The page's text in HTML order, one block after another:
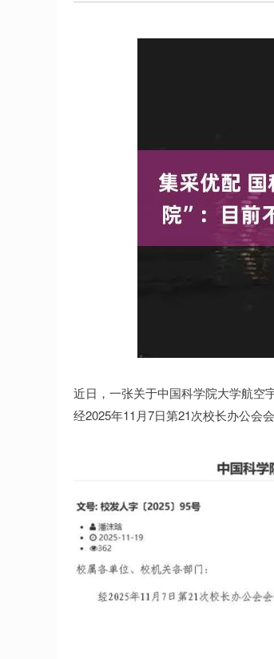
近日，一张关于中国科学院大学航空
经2025年11月7日第21次校长办公会